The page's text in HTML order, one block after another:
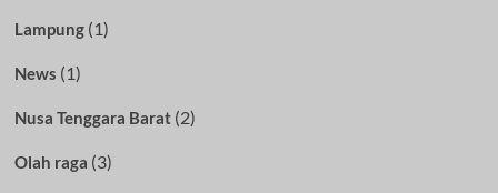
Lampung(1)
News (1)
Nusa Tenggara Barat(2)
Olah raga (3)